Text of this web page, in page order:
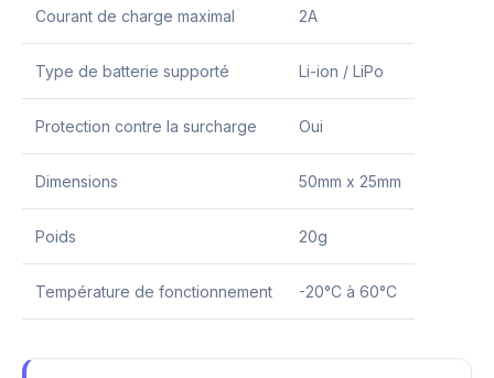
Courant de charge maximal 2A
Type de batterie supporté Li-ion / LiPo
Protection contre la surcharge Oui
Dimensions 50mm x 25mm
Poids 20g
Température de fonctionnement -20°C à 60°C